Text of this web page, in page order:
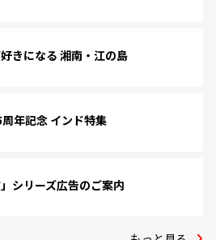
きになる 湘南・江の島
年記念 インド特集
」シリーズ広告のご案内